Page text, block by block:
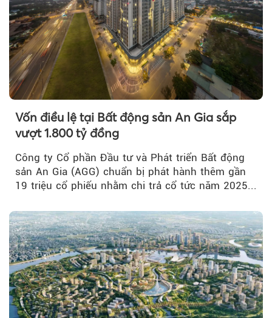
Vốn điều lệ tại Bất động sản An Gia sắp
vượt 1.800 tỷ đồng
Công ty Cổ phần Đầu tư và Phát triển Bất động
sản An Gia (AGG) chuẩn bị phát hành thêm gần
19 triệu cổ phiếu nhằm chi trả cổ tức năm 2025...